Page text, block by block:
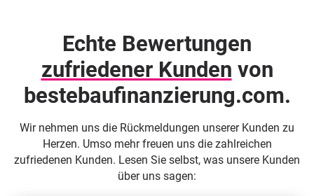
Echte Bewertungen
zufriedener Kunden von
beste­baufinanzierung.com.
Wir nehmen uns die Rückmeldungen unserer Kunden zu
Herzen. Umso mehr freuen uns die zahlreichen
zufriedenen Kunden. Lesen Sie selbst, was unsere Kunden
über uns sagen: